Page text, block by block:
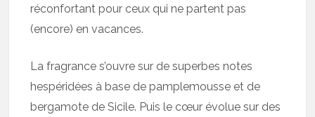
réconfortant pour ceux qui ne partent pas
(encore) en vacances.
La fragrance s’ouvre sur de superbes notes
hespéridées à base de pamplemousse et de
bergamote de Sicile. Puis le cœur évolue sur des